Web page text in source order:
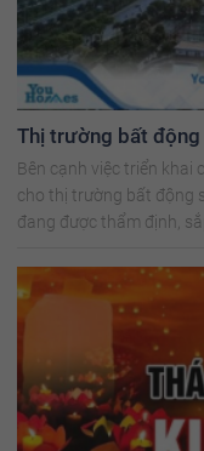
Thị trường bất động
Bên cạnh việc triển khai
cho thị trường bất động
đang được thẩm định,